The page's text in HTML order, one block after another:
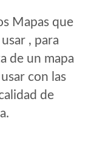
Mapas que
, para
de un mapa
con las
de